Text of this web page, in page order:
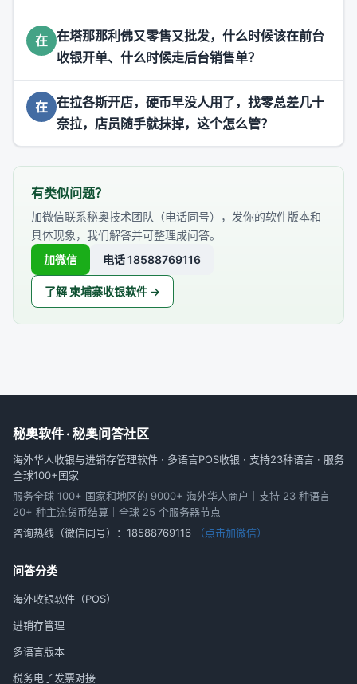
在 在塔那那利佛又零售又批发，什么时候该在前台
收银开单、什么时候走后台销售单？
在 在拉各斯开店，硬币早没人用了，找零总差几十
奈拉，店员随手就抹掉，这个怎么管？
有类似问题？
加微信联系秘奥技术团队（电话同号），发你的软件版本和
具体现象，我们解答并可整理成问答。
加微信
电话 18588769116
了解 柬埔寨收银软件 →
秘奥软件 · 秘奥问答社区
海外华人收银与进销存管理软件 · 多语言POS收银 · 支持23种语言 · 服务
全球100+国家
服务全球 100+ 国家和地区的 9000+ 海外华人商户｜支持 23 种语言｜
20+ 种主流货币结算｜全球 25 个服务器节点
咨询热线（微信同号）： 18588769116 （点击加微信）
问答分类
海外收银软件（POS）
进销存管理
多语言版本
税务电子发票对接